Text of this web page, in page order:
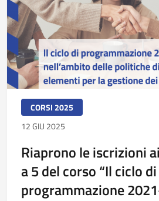
CORSI 2025
12 GIU 2025
Riaprono le iscrizioni
a 5 del corso “Il ciclo di
programmazione